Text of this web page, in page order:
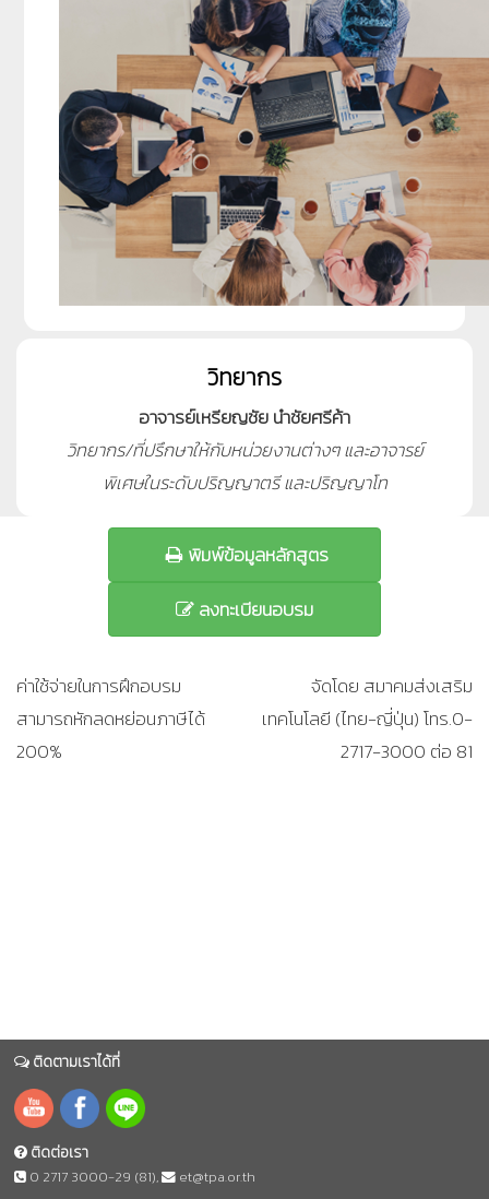
วิทยากร
อาจารย์เหรียญชัย นำชัยศรีค้า
วิทยากร/ที่ปรึกษาให้กับหน่วยงานต่างๆ และอาจารย์
พิเศษในระดับปริญญาตรี และปริญญาโท
พิมพ์ข้อมูลหลักสูตร
ลงทะเบียนอบรม
ค่าใช้จ่ายในการฝึกอบรม
สามารถหักลดหย่อนภาษีได้
200%
จัดโดย สมาคมส่งเสริม
เทคโนโลยี (ไทย-ญี่ปุ่น) โทร.0-
2717-3000 ต่อ 81
ติดตามเราได้ที่
ติดต่อเรา
0 2717 3000-29 (81), et@tpa.or.th